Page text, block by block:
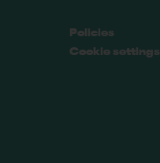
Policies
Cookie settings